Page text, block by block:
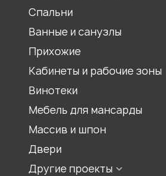
Шкаф под лестницей
Шкаф гармошка
Шкаф на балкон
Встроенный шкаф
Шкаф для спальни
Шкаф для гостиной
Спальни
Ванные и санузлы
Прихожие
Кабинеты и рабочие зоны
Винотеки
Мебель для мансарды
Массив и шпон
Двери
Другие проекты